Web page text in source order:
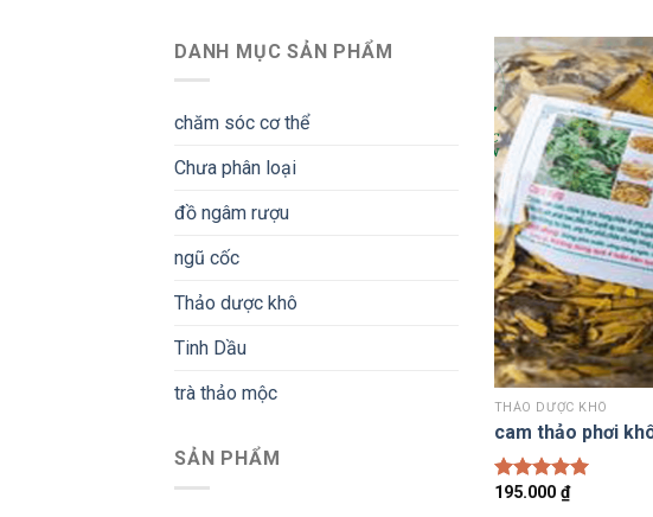
DANH MỤC SẢN PHẨM
chăm sóc cơ thể
Chưa phân loại
đồ ngâm rượu
ngũ cốc
Thảo dược khô
Tinh Dầu
trà thảo mộc
SẢN PHẨM
THẢO DƯỢC KHÔ
cam thảo phơi
Được xếp
195.000 ₫